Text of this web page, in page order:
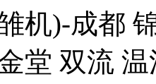
机)-成都
堂 双流